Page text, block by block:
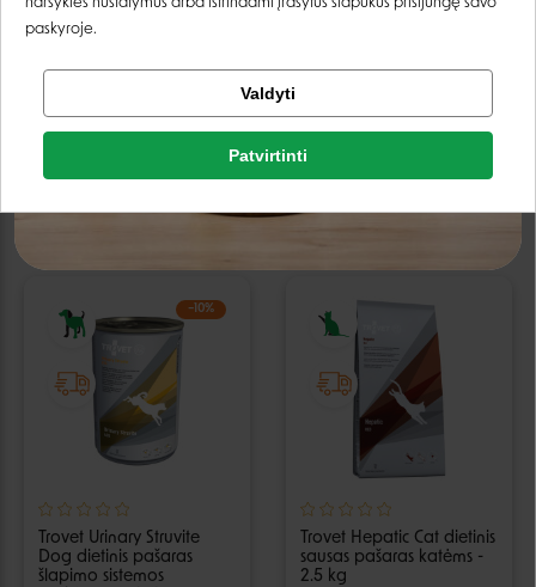
Trovet Recovery Liquid
šunims ir katėms - 190 g
šunims ir katėms - 200 g
2,69 €
−10%
Trovet Urinary Struvite
Dog dietinis pašaras
šlapimo sistemos
Trovet Hepatic Cat dietinis
sausas pašaras katėms -
2.5 kg
Facebook
Negalite prisijungti prie paskyros?
paskyroje.
Valdyti
Patvirtinti